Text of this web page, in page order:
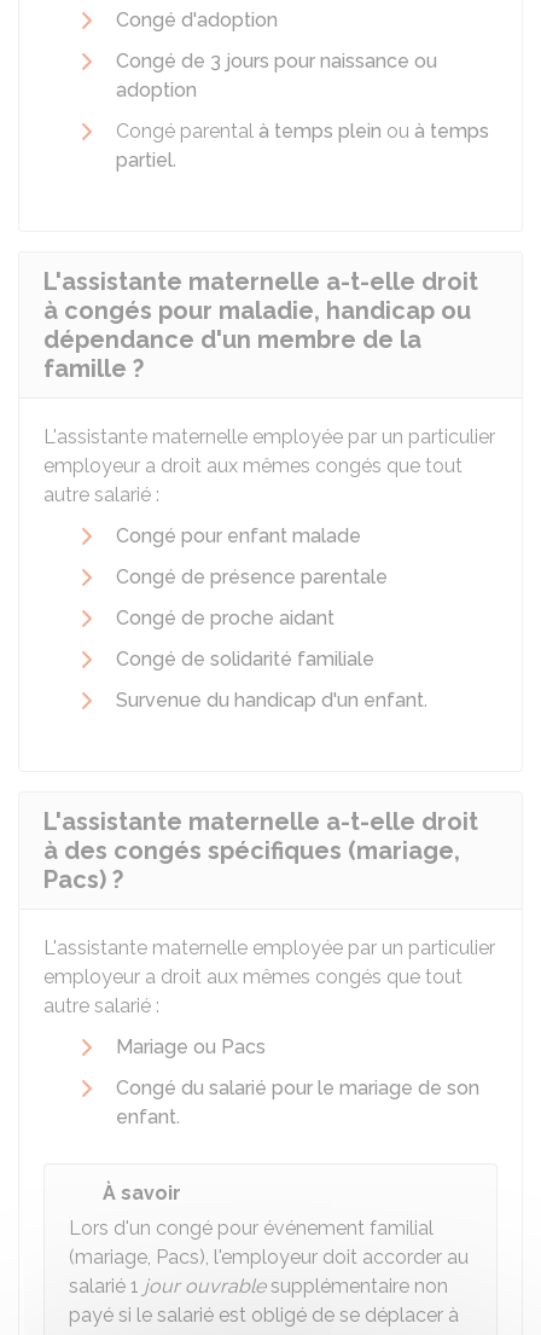
Congé d'adoption
Congé de 3 jours pour naissance ou
adoption
Congé parental à temps plein ou à temps
partiel.
L'assistante maternelle a-t-elle droit
à congés pour maladie, handicap ou
dépendance d'un membre de la
famille ?
L'assistante maternelle employée par un particulier
employeur a droit aux mêmes congés que tout
autre salarié :
Congé pour enfant malade
Congé de présence parentale
Congé de proche aidant
Congé de solidarité familiale
Survenue du handicap d'un enfant.
L'assistante maternelle a-t-elle droit
à des congés spécifiques (mariage,
Pacs) ?
L'assistante maternelle employée par un particulier
employeur a droit aux mêmes congés que tout
autre salarié :
Mariage ou Pacs
Congé du salarié pour le mariage de son
enfant.
À savoir
Lors d'un congé pour événement familial
(mariage, Pacs), l'employeur doit accorder au
salarié 1 jour ouvrablesupplémentaire non
payé si le salarié est obligé de se déplacer à